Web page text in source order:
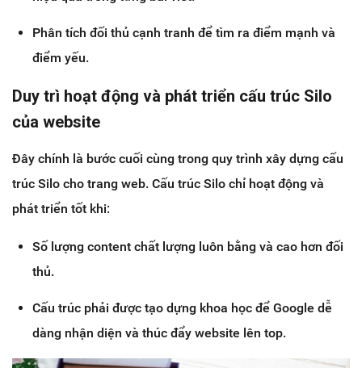
Phân tích đối thủ cạnh tranh để tìm ra điểm mạnh và
điểm yếu.
Duy trì hoạt động và phát triển cấu trúc Silo
của website
Đây chính là bước cuối cùng trong quy trình xây dựng cấu
trúc Silo cho trang web. Cấu trúc Silo chỉ hoạt động và
phát triển tốt khi:
Số lượng content chất lượng luôn bằng và cao hơn đối
thủ.
Cấu trúc phải được tạo dựng khoa học để Google dễ
dàng nhận diện và thúc đẩy website lên top.